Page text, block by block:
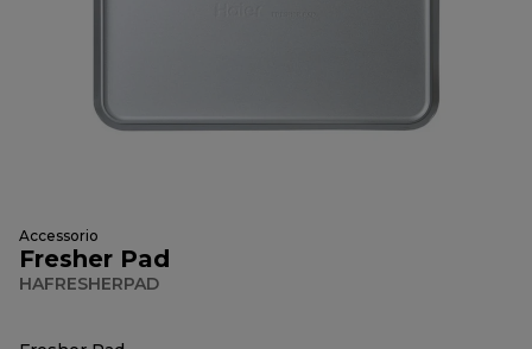
Accessorio
Fresher Pad
HAFRESHERPAD